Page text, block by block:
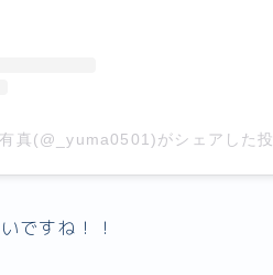
真(@_yuma0501)がシェアした
ですね！！